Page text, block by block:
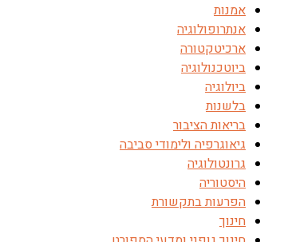
אמנות
אנתרופולוגיה
ארכיטקטורה
ביוטכנולוגיה
ביולוגיה
בלשנות
בריאות הציבור
גיאוגרפיה ולימודי סביבה
גרונטולוגיה
היסטוריה
הפרעות בתקשורת
חינוך